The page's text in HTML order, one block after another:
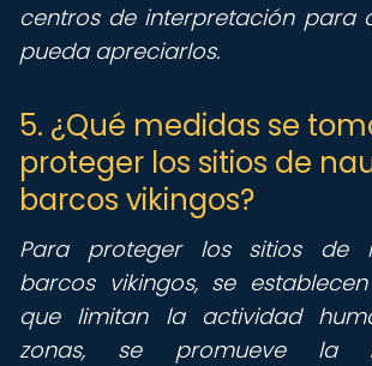
centros de interpretación para
pueda apreciarlos.
5. ¿Qué medidas se
proteger los sitios de
barcos vikingos?
Para proteger los sitios de
barcos vikingos, se
que limitan la actividad
zonas, se promueve la